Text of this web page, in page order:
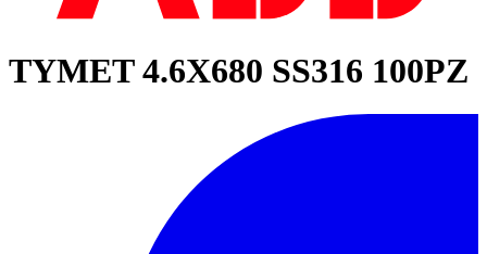
TYMET 4.6X680 SS316 100PZ